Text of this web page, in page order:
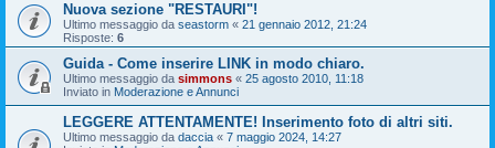
Nuova sezione "RESTAURI"!
Ultimo messaggio da seastorm « 21 gennaio 2012, 21:24
Risposte: 6
Guida - Come inserire LINK in modo chiaro.
Ultimo messaggio da simmons « 25 agosto 2010, 11:18
Inviato in Moderazione e Annunci
LEGGERE ATTENTAMENTE! Inserimento foto di altri siti.
Ultimo messaggio da daccia « 7 maggio 2024, 14:27